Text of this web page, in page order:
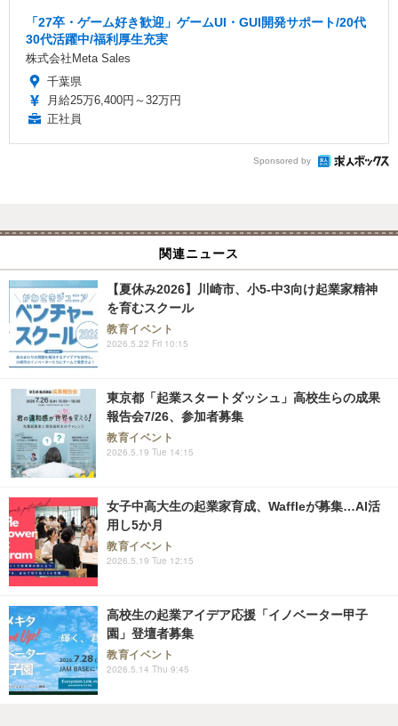
「27卒・ゲーム好き歓迎」ゲームUI・GUI開発サポート/20代
30代活躍中/福利厚生充実
株式会社Meta Sales
千葉県
月給25万6,400円～32万円
正社員
Sponsored by
関連ニュース
【夏休み2026】川崎市、小5-中3向け起業家精神
を育むスクール
教育イベント
2026.5.22 Fri 10:15
東京都「起業スタートダッシュ」高校生らの成果
報告会7/26、参加者募集
教育イベント
2026.5.19 Tue 14:15
女子中高大生の起業家育成、Waffleが募集…AI活
用し5か月
教育イベント
2026.5.19 Tue 12:15
高校生の起業アイデア応援「イノベーター甲子
園」登壇者募集
教育イベント
2026.5.14 Thu 9:45